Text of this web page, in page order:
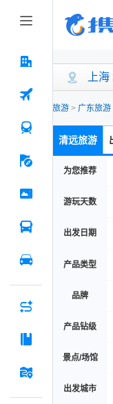
上海
旅游 > 广东旅游
清远旅游
为您推荐
游玩天数
出发日期
产品类型
品牌
产品钻级
景点/场馆
出发城市